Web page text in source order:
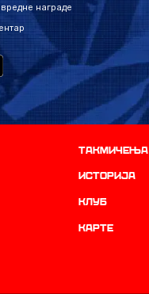
награде
Такмичења
историја
Клуб
Карте